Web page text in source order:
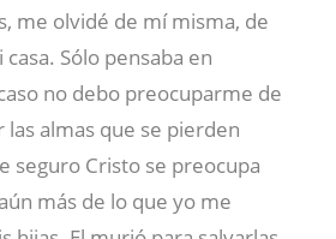
me olvidé de mí misma, de
Sólo pensaba en
no debo preocuparme de
las almas que se pierden
seguro Cristo se preocupa
más de lo que yo me